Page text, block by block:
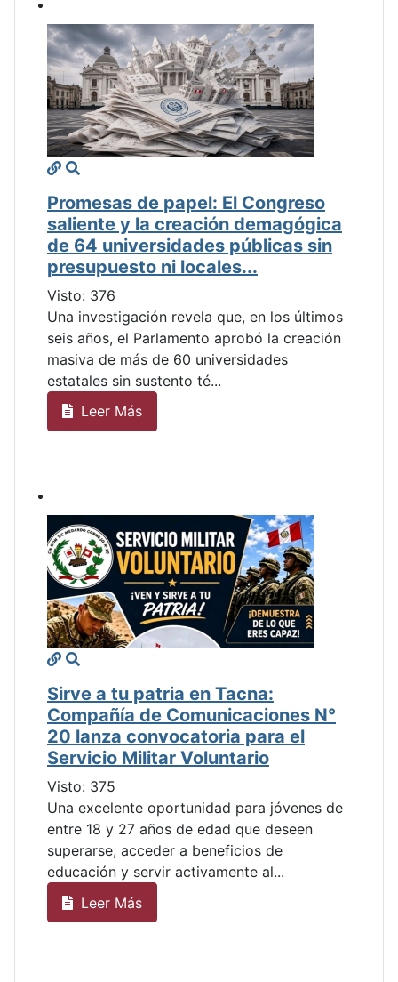
Promesas de papel: El Congreso
saliente y la creación demagógica
de 64 universidades públicas sin
presupuesto ni locales...
Visto: 376
Una investigación revela que, en los últimos
seis años, el Parlamento aprobó la creación
masiva de más de 60 universidades
estatales sin sustento té...
Leer Más
Sirve a tu patria en Tacna:
Compañía de Comunicaciones N°
20 lanza convocatoria para el
Servicio Militar Voluntario
Visto: 375
Una excelente oportunidad para jóvenes de
entre 18 y 27 años de edad que deseen
superarse, acceder a beneficios de
educación y servir activamente al...
Leer Más